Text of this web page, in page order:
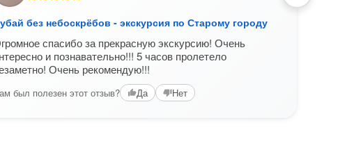
без небоскрёбов - экскурсия по Старому городу
спасибо за прекрасную экскурсию! Очень
и познавательно!!! 5 часов пролетело
Очень рекомендую!!!
был полезен этот отзыв? Да Нет